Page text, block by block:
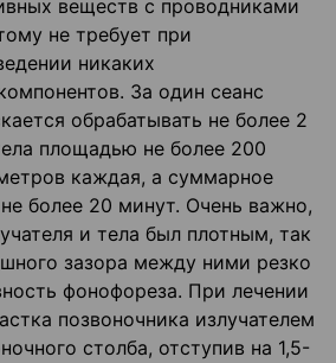
веществ с проводниками
не требует при
никаких
За один сеанс
обрабатывать не более 2
площадью не более 200
каждая, а суммарное
более 20 минут. Очень важно,
и тела был плотным, так
зазора между ними резко
фонофореза. При лечении
позвоночника излучателем
столба, отступив на 1,5-